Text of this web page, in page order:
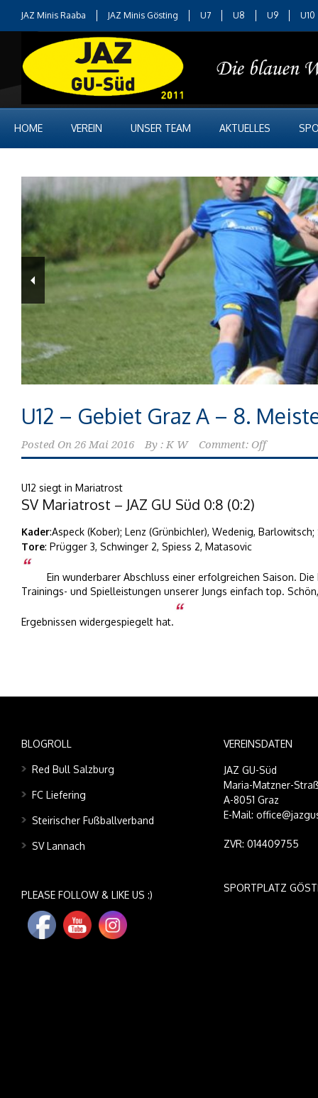
JAZ Minis Raaba JAZ Minis Gösting U7 U8 U9 U10
HOME VEREIN UNSER TEAM AKTUELLES
U12 – Gebiet Graz A – 8.
Posted On 26 Mai 2016 By : K W Comment: Off
U12 siegt in Mariatrost
SV Mariatrost – JAZ GU Süd 0:8 (0:2)
Kader:Aspeck (Kober); Lenz (Grünbichler), Wedenig,
Tore: Prügger 3, Schwinger 2, Spiess 2, Matasovic
Ein wunderbarer Abschluss einer erfolgreichen Saison.
Trainings- und Spielleistungen unserer Jungs einfach top.
Ergebnissen widergespiegelt hat.
BLOGROLL
Red Bull Salzburg
FC Liefering
Steirischer Fußballverband
SV Lannach
PLEASE FOLLOW & LIKE US :)
VEREINSDATEN
JAZ GU-Süd
Maria-Matzner-
A-8051 Graz
E-Mail:
ZVR: 014409755
SPORTPLATZ